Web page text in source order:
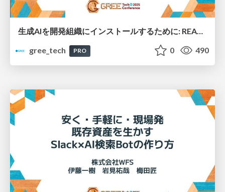
生成AIを開発組織にインストールするために: REALITYにおけるガバナンス・技術・文化へのアプローチ
gree_tech
PRO 0 490